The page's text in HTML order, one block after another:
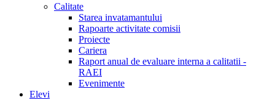
Calitate
Starea invatamantului
Rapoarte activitate comisii
Proiecte
Cariera
Raport anual de evaluare interna a calitatii -
RAEI
Evenimente
Elevi